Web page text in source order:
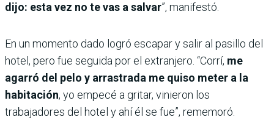
dijo: esta vez no te vas a salvar”, manifestó.
En un momento dado logró escapar y salir al pasillo del
hotel, pero fue seguida por el extranjero. “Corrí, me
agarró del pelo y arrastrada me quiso meter a la
habitación, yo empecé a gritar, vinieron los
trabajadores del hotel y ahí él se fue”, rememoró.